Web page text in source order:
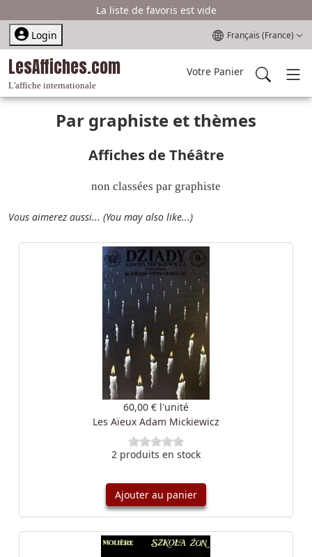
La liste de favoris est vide
Login
Sélectionnez votre
Français (France)
LesAffiches.com
L'affiche internationale
Votre Panier
Par graphiste et thèmes
Affiches de Théâtre
non classées par graphiste
Vous aimerez aussi... (You may also like...)
60,00 € l'unité
Les Aïeux Adam Mickiewicz
2 produits en stock
Ajouter au panier